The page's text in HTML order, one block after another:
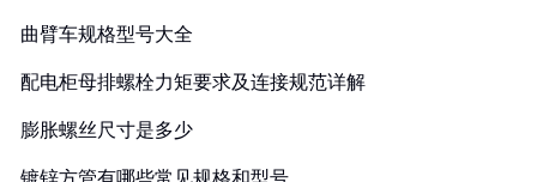
曲臂车规格型号大全
配电柜母排螺栓力矩要求及连接规范详解
膨胀螺丝尺寸是多少
镀锌方管有哪些常见规格和型号